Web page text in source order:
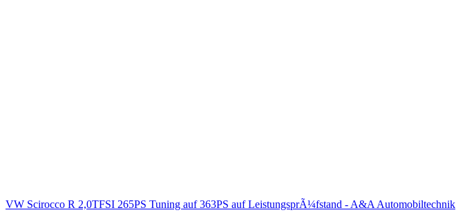
VW Scirocco R 2,0TFSI 265PS Tuning auf 363PS auf LeistungsprÃ¼fstand - A&A Automobiltechnik